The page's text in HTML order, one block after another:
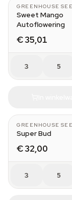
GREENHOUSE
Sweet Mango
Autoflowering
€ 35,01
3 5
GREENHOUSE
Super Bud
€ 32,00
3 5